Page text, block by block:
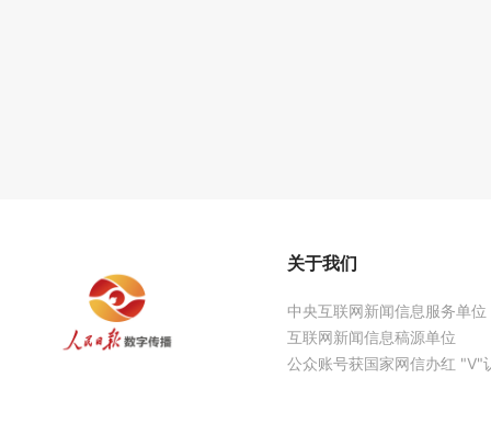
关于我们
中央互联网新闻信息服务单位
互联网新闻信息稿源单位
公众账号获国家网信办红 "V"